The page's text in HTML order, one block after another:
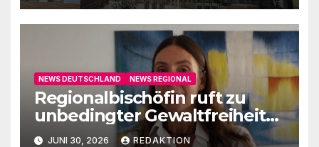
NEWS DEUTSCHLAND NEWS REGIONAL
Regionalbischöfin ruft zu
unbedingter Gewaltfreiheit
aufJUNI 30, 2026 REDAKTION